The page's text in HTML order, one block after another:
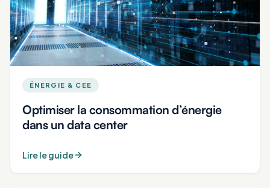
ÉNERGIE & CEE
Optimiser la consommation d’énergie
dans un data center
Lire le guide